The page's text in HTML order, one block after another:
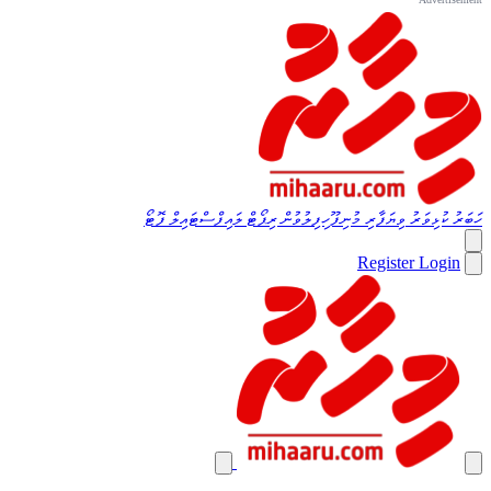
ހަބަރުކުޅިވަރު ވިޔަފާރި މުނިފޫހިފިލުވުންރިޕޯޓް ލައިފްސްޓައިލް ފޮޓޯ
RegisterLogin